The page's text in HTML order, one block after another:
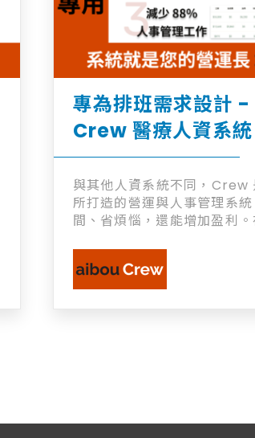
專為排班需求設計
Crew 醫療人資系統
與其他人資系統不同，Crew
所打造的營運與人事管理系
間、省煩惱，還能增加盈利。
管理 + 系統防呆為您避免勞資糾紛 + 30秒
算好薪水解放寶貴時間 + 合法節省人事成本